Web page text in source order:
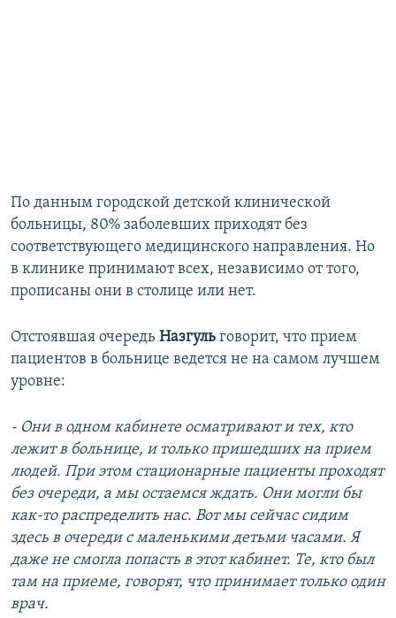
По данным городской детской клинической
больницы, 80% заболевших приходят без
соответствующего медицинского направления. Но
в клинике принимают всех, независимо от того,
прописаны они в столице или нет.
Отстоявшая очередь Назгуль говорит, что прием
пациентов в больнице ведется не на самом лучшем
уровне:
- Они в одном кабинете осматривают и тех, кто
лежит в больнице, и только пришедших на прием
людей. При этом стационарные пациенты проходят
без очереди, а мы остаемся ждать. Они могли бы
как-то распределить нас. Вот мы сейчас сидим
здесь в очереди с маленькими детьми часами. Я
даже не смогла попасть в этот кабинет. Те, кто был
там на приеме, говорят, что принимает только один
врач.